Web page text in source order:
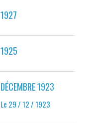
1927
1925
DÉCEMBRE 1923
Le 29 / 12 / 1923